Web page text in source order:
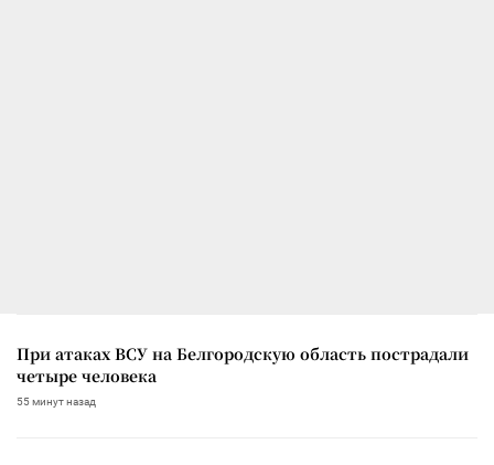
При атаках ВСУ на Белгородскую область пострадали
четыре человека
55 минут назад